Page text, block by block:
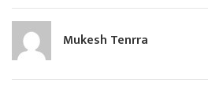
Mukesh Tenrra